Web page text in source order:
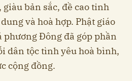
bản sắc, đề cao tinh
và hoà hợp. Phật giáo
phương Đông đã góp phần
dân tộc tình yêu hoà bình,
cộng đồng.